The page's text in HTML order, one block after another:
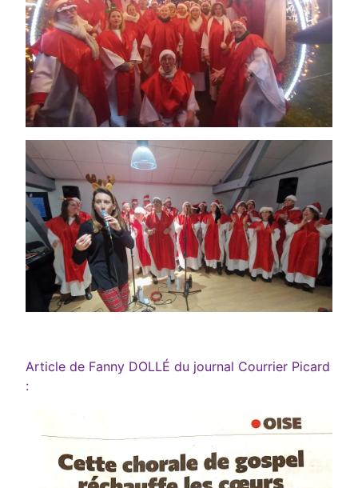
Article de Fanny DOLLÉ du journal Courrier Picard
: